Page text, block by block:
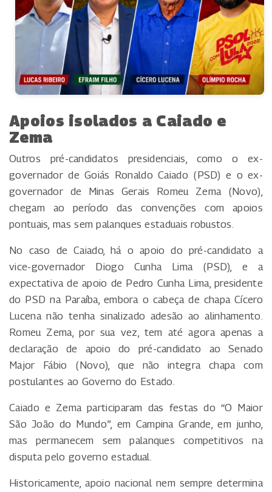
Apoios isolados a Caiado e
Zema
Outros pré-candidatos presidenciais, como o ex-
governador de Goiás Ronaldo Caiado (PSD) e o ex-
governador de Minas Gerais Romeu Zema (Novo),
chegam ao período das convenções com apoios
pontuais, mas sem palanques estaduais robustos.
No caso de Caiado, há o apoio do pré-candidato a
vice-governador Diogo Cunha Lima (PSD), e a
expectativa de apoio de Pedro Cunha Lima, presidente
do PSD na Paraíba, embora o cabeça de chapa Cícero
Lucena não tenha sinalizado adesão ao alinhamento.
Romeu Zema, por sua vez, tem até agora apenas a
declaração de apoio do pré-candidato ao Senado
Major Fábio (Novo), que não integra chapa com
postulantes ao Governo do Estado.
Caiado e Zema participaram das festas do “O Maior
São João do Mundo”, em Campina Grande, em junho,
mas permanecem sem palanques competitivos na
disputa pelo governo estadual.
Historicamente, apoio nacional nem sempre determina